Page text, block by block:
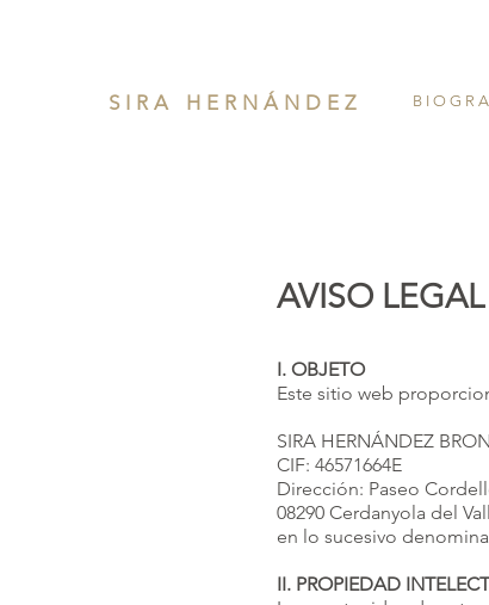
SIRA HERNÁNDEZ B I O G R
AVISO LEGAL
I. OBJETO
Este sitio web
SIRA
CIF:
Dirección:
08290
en lo sucesivo
II. PROPIEDAD